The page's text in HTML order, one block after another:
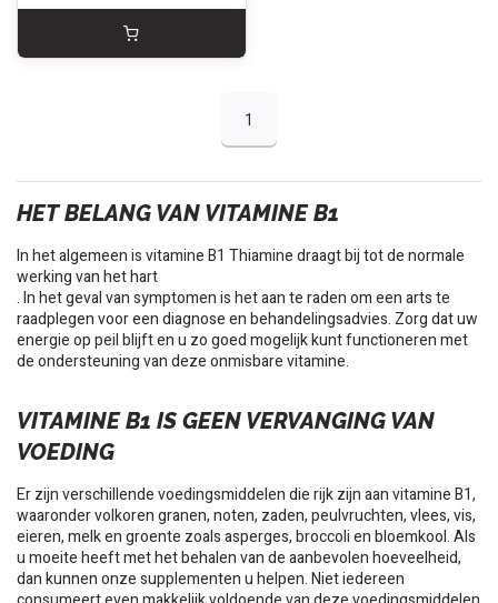
1
HET BELANG VAN VITAMINE B1
In het algemeen is vitamine B1 Thiamine draagt bij tot de normale
werking van het hart
. In het geval van symptomen is het aan te raden om een arts te
raadplegen voor een diagnose en behandelingsadvies. Zorg dat uw
energie op peil blijft en u zo goed mogelijk kunt functioneren met
de ondersteuning van deze onmisbare vitamine.
VITAMINE B1 IS GEEN VERVANGING VAN
VOEDING
Er zijn verschillende voedingsmiddelen die rijk zijn aan vitamine B1,
waaronder volkoren granen, noten, zaden, peulvruchten, vlees, vis,
eieren, melk en groente zoals asperges, broccoli en bloemkool. Als
u moeite heeft met het behalen van de aanbevolen hoeveelheid,
dan kunnen onze supplementen u helpen. Niet iedereen